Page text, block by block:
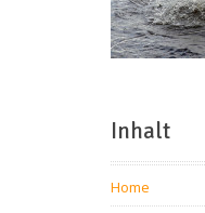
Inhalt
Home